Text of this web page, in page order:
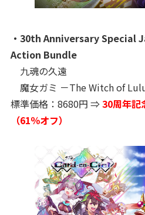
・30th Anniversary Special
Action Bundle
九魂の久遠
魔女ガミ －The Witch of
標準価格：8680円 ⇒30周年記
（61％オフ）